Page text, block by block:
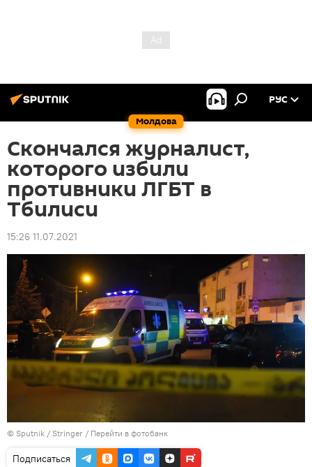
Молдова
РУС
Скончался журналист,
которого избили
противники ЛГБТ в
Тбилиси
15:26 11.07.2021
© Sputnik / Stringer / Перейти в фотобанк
Подписаться